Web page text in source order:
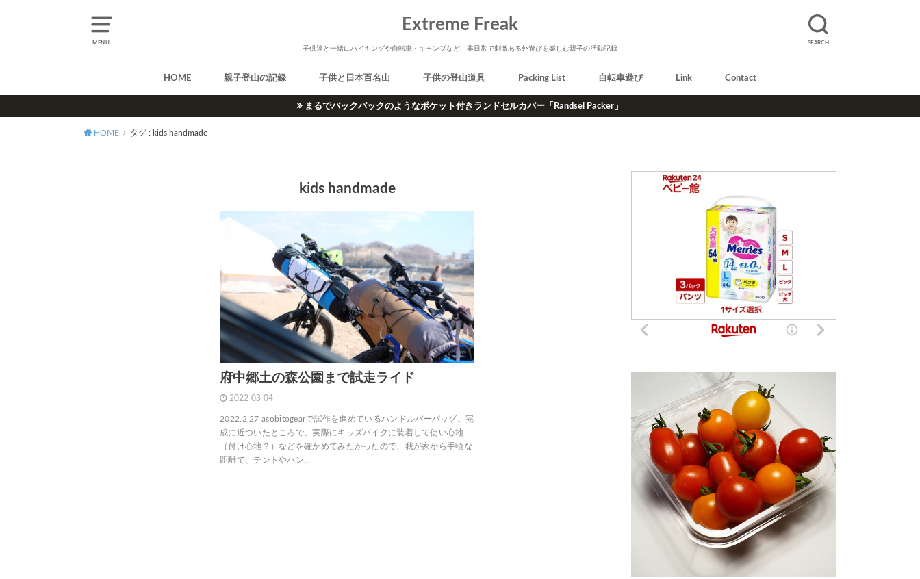
MENU SEARCH
Extreme Freak
子供達と一緒にハイキングや自転車・キャンプなど、非日常で刺激ある外遊びを楽しむ親子の活動記録
HOME 親子登山の記録 子供と日本百名山 子供の登山道具 Packing List 自転車遊び Link Contact
まるでバックパックのようなポケット付きランドセルカバー「Randsel Packer」
HOME タグ : kids handmade
kids handmade
府中郷土の森公園まで試走ライド
2022-03-04
2022.2.27 asobitogearで試作を進めているハンドルバーバッグ。完
成に近づいたところで、実際にキッズバイクに装着して使い心地
（付け心地？）などを確かめてみたかったので、我が家から手頃な
距離で、テントやハン…